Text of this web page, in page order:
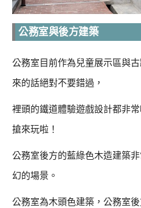
公務室與後方建築
公務室目前作為兒童展示區與
來的話絕對不要錯過，
裡頭的鐵道體驗遊戲設計都非
搶來玩啦！
公務室後方的藍綠色木造建築
幻的場景。
公務室為木頭色建築，公務室